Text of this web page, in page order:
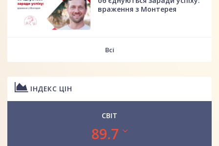
враження з Монтерея
Всі
ІНДЕКС ЦІН
СВІТ
89.7